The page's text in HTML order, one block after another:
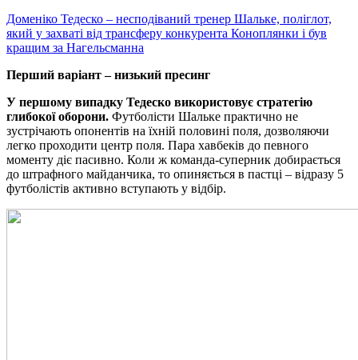
Доменіко Тедеско – несподіваний тренер Шальке, поліглот,
який у захваті від трансферу конкурента Коноплянки і був
кращим за Нагельсманна
Перший варіант – низький пресинг
У першому випадку Тедеско використовує стратегію
глибокої оборони. Футболісти Шальке практично не
зустрічають опонентів на їхній половині поля, дозволяючи
легко проходити центр поля. Пара хавбеків до певного
моменту діє пасивно. Коли ж команда-суперник добирається
до штрафного майданчика, то опиняється в пастці – відразу 5
футболістів активно вступають у відбір.